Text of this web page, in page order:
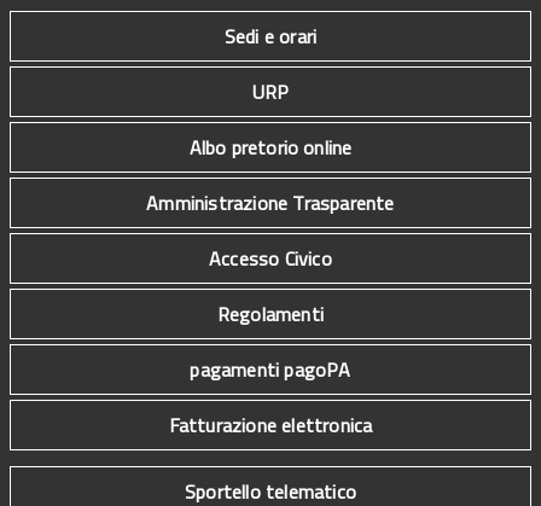
Sedi e orari
URP
Albo pretorio online
Amministrazione Trasparente
Accesso Civico
Regolamenti
pagamenti pagoPA
Fatturazione elettronica
Sportello telematico